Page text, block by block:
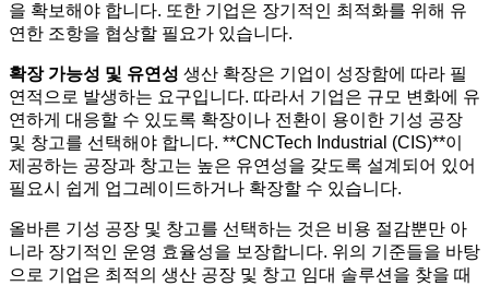
을 확보해야 합니다. 또한 기업은 장기적인 최적화를 위해 유
연한 조항을 협상할 필요가 있습니다.
확장 가능성 및 유연성 생산 확장은 기업이 성장함에 따라 필
연적으로 발생하는 요구입니다. 따라서 기업은 규모 변화에 유
연하게 대응할 수 있도록 확장이나 전환이 용이한 기성 공장
및 창고를 선택해야 합니다. **CNCTech Industrial (CIS)**이
제공하는 공장과 창고는 높은 유연성을 갖도록 설계되어 있어
필요시 쉽게 업그레이드하거나 확장할 수 있습니다.
올바른 기성 공장 및 창고를 선택하는 것은 비용 절감뿐만 아
니라 장기적인 운영 효율성을 보장합니다. 위의 기준들을 바탕
으로 기업은 최적의 생산 공장 및 창고 임대 솔루션을 찾을 때